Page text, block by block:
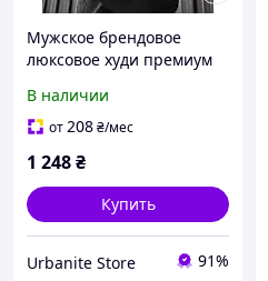
Мужское брендовое
люксовое худи премиум
толстовка с капюшоном
хлопковая
В наличии
от208₴/мес
1 248₴
Купить
Urbanite Store 91%